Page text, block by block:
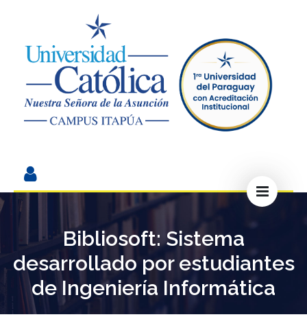
Bibliosoft: Sistema
desarrollado por estudiantes
de Ingeniería Informática